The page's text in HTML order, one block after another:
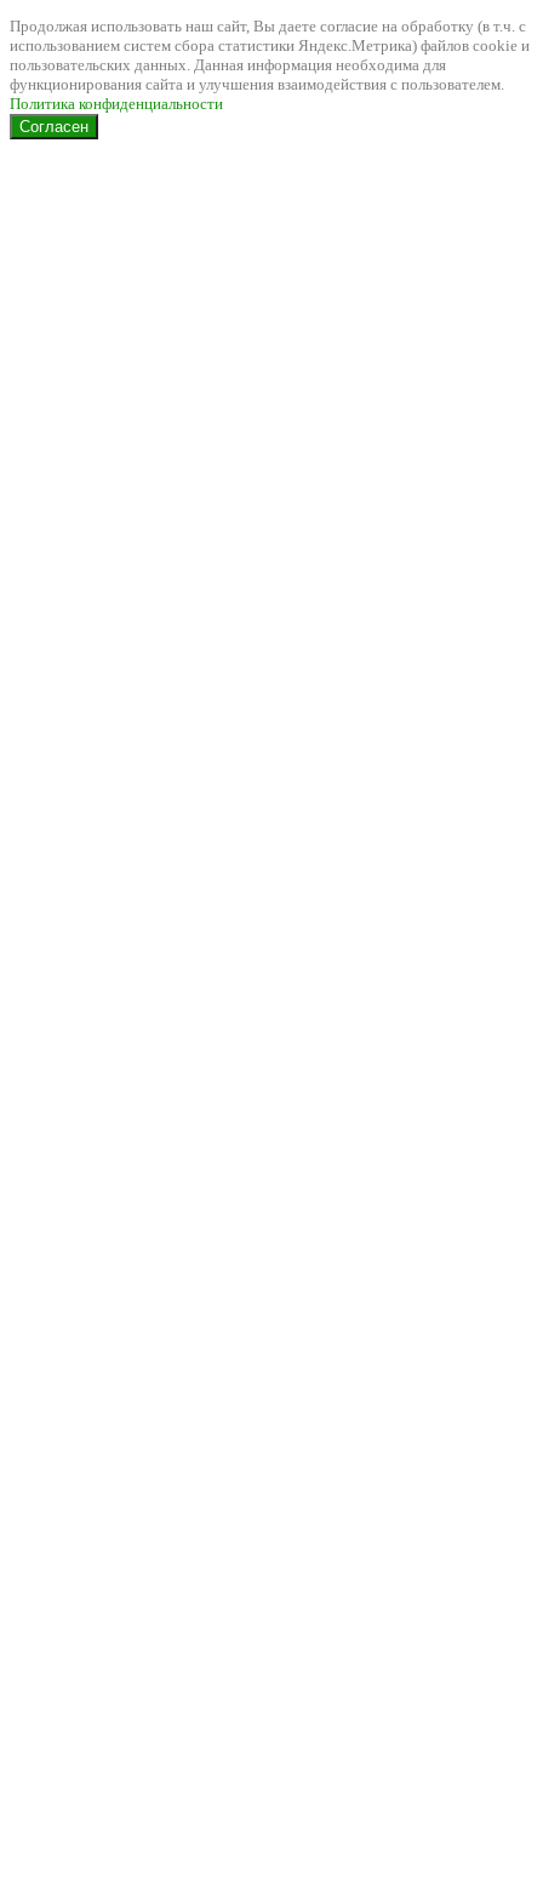
Продолжая использовать наш cайт, Вы даете согласие на обработку (в т.ч. с
использованием систем сбора статистики Яндекс.Метрика) файлов cookie и
пользовательских данных. Данная информация необходима для
функционирования сайта и улучшения взаимодействия с пользователем.
Политика конфиденциальности
Согласен